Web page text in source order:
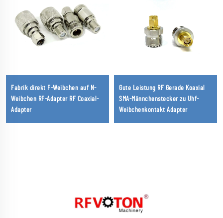
Fabrik direkt F-Weibchen auf N-
Weibchen RF-Adapter RF Coaxial-
Adapter
Gute Leistung RF Gerade Koaxial
SMA-Männchenstecker zu Uhf-
Weibchenkontakt Adapter